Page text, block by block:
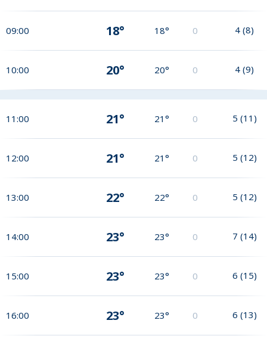
09:00 18° 18° 0 4 (8)
10:00 20° 20° 0 4 (9)
11:00 21° 21° 0 5 (11)
12:00 21° 21° 0 5 (12)
13:00 22° 22° 0 5 (12)
14:00 23° 23° 0 7 (14)
15:00 23° 23° 0 6 (15)
16:00 23° 23° 0 6 (13)